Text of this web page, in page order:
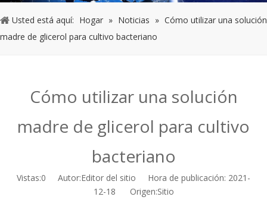
Usted está aquí: Hogar » Noticias » Cómo utilizar una solución
madre de glicerol para cultivo bacteriano
Cómo utilizar una solución
madre de glicerol para cultivo
bacteriano
Vistas:0 Autor:Editor del sitio Hora de publicación: 2021-
12-18 Origen:Sitio